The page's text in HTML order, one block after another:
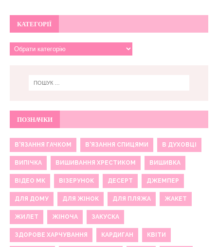
КАТЕГОРІЇ
ПОЗНАЧКИ
В'ЯЗАННЯ ГАЧКОМ В'ЯЗАННЯ СПИЦЯМИ В ДУХОВЦІ
ВИПІЧКА ВИШИВАННЯ ХРЕСТИКОМ ВИШИВКА
ВІДЕО МК ВІЗЕРУНОК ДЕСЕРТ ДЖЕМПЕР
ДЛЯ ДОМУ ДЛЯ ЖІНОК ДЛЯ ПЛЯЖА ЖАКЕТ
ЖИЛЕТ ЖІНОЧА ЗАКУСКА
ЗДОРОВЕ ХАРЧУВАННЯ КАРДИГАН КВІТИ